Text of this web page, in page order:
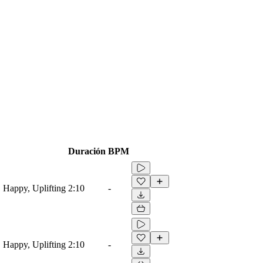
Duración BPM
Happy, Uplifting 2:10 -
Happy, Uplifting 2:10 -